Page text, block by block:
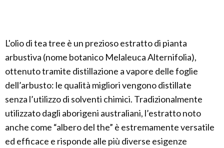
L'olio di tea tree è un prezioso estratto di pianta
arbustiva (nome botanico Melaleuca Alternifolia),
ottenuto tramite distillazione a vapore delle foglie
dell’arbusto: le qualità migliori vengono distillate
senza l’utilizzo di solventi chimici. Tradizionalmente
utilizzato dagli aborigeni australiani, l’estratto noto
anche come “albero del the” è estremamente versatile
ed efficace e risponde alle più diverse esigenze